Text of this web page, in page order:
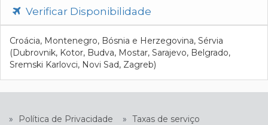
Verificar Disponibilidade
Croácia, Montenegro, Bósnia e Herzegovina, Sérvia
(Dubrovnik, Kotor, Budva, Mostar, Sarajevo, Belgrado,
Sremski Karlovci, Novi Sad, Zagreb)
» Política de Privacidade » Taxas de serviço